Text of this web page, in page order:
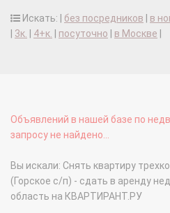
Искать: | без посредников в
3к. 4+к. посуточно в Москве
Объявлений в нашей базе по
запросу не найдено...
Вы искали: Снять квартиру
(Горское с/п) - сдать в аренду
область на КВАРТИРАНТ.РУ